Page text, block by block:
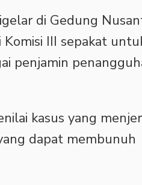
di Gedung
Komisi III sepakat
penjamin
kasus yang
dapat membunuh